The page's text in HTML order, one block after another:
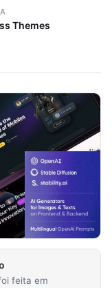
Themes
feita em